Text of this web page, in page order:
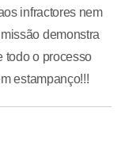
infractores nem
demonstra
todo o processo
estampanço!!!